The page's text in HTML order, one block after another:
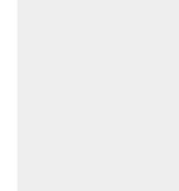
谷哲史折纸之